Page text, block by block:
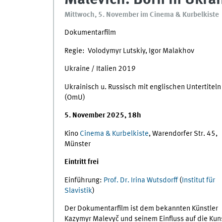
Mittwoch, 5. November im Cinema & Kurbelkiste
Dokumentarfilm
Regie: Volodymyr Lutskiy, Igor Malakhov
Ukraine / Italien 2019
Ukrainisch u. Russisch mit englischen Untertiteln
(OmU)
5. November 2025, 18h
Kino Cinema & Kurbelkiste, Warendorfer Str. 45,
Münster
Eintritt frei
Einführung: Prof. Dr. Irina Wutsdorff(Institut für
Slavistik)
Der Dokumentarfilm ist dem bekannten Künstler
Kazymyr Malevyč und seinem Einfluss auf die